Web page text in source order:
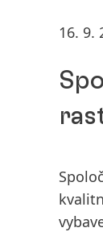
16. 9.